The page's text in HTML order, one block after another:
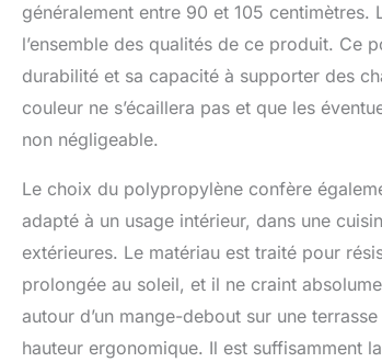
généralement entre 90 et 105
l’ensemble des qualités de ce produit. Ce
durabilité et sa capacité à supporter des
couleur ne s’écaillera pas et que les
non négligeable.
Le choix du polypropylène confère
adapté à un usage intérieur, dans une
extérieures. Le matériau est traité pour
prolongée au soleil, et il ne craint
autour d’un mange-debout sur une
hauteur ergonomique. Il est suffisamment